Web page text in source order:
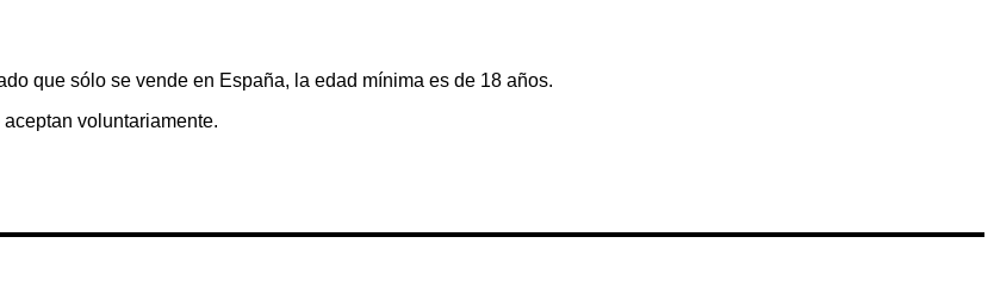
que sólo se vende en España, la edad mínima es de 18 años.
voluntariamente.